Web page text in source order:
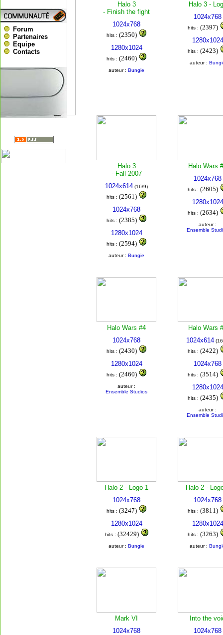
Forum
Partenaires
Equipe
Contacts
Halo 3
- Finish the fight
1024x768
hits : (2350)
1280x1024
hits : (2460)
auteur : Bungie
Halo 3 -
1024x768
hits : (2397)
1280x1024
hits : (2423)
auteur :
Halo 3
- Fall 2007
1024x614 (16/9)
hits : (2561)
1024x768
hits : (2385)
1280x1024
hits : (2594)
auteur : Bungie
Halo Wars
1024x768
hits : (2605)
1280x1024
hits : (2634)
auteur :
Ensemble
Halo Wars #4
1024x768
hits : (2430)
1280x1024
hits : (2460)
auteur :
Ensemble Studios
Halo Wars
1024x614
hits : (2422)
1024x768
hits : (3514)
1280x1024
hits : (2435)
auteur :
Ensemble
Halo 2 - Logo 1
1024x768
hits : (3247)
1280x1024
hits : (32429)
auteur : Bungie
Halo 2 -
1024x768
hits : (3811)
1280x1024
hits : (3263)
auteur :
Mark VI
1024x768
Into the
1024x768